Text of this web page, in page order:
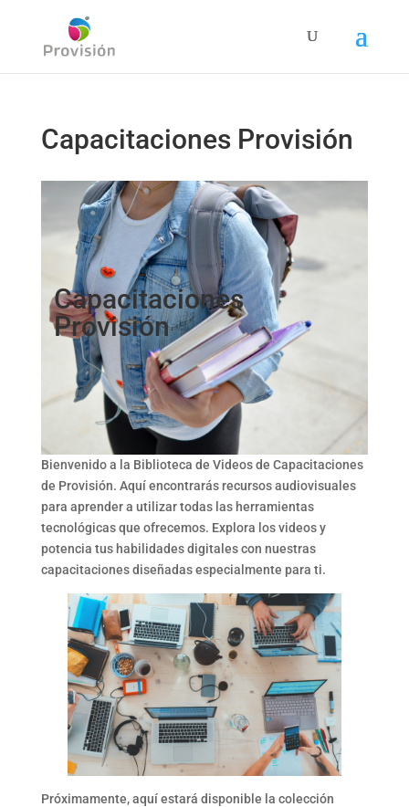
Capacitaciones Provisión
Capacitaciones
Provisión
Bienvenido a la Biblioteca de Videos de Capacitaciones
de Provisión. Aquí encontrarás recursos audiovisuales
para aprender a utilizar todas las herramientas
tecnológicas que ofrecemos. Explora los videos y
potencia tus habilidades digitales con nuestras
capacitaciones diseñadas especialmente para ti.
Próximamente, aquí estará disponible la colección